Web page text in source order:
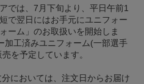
では、7月下旬より、平日午前1
で翌日にはお手元にユニフォー
ーム」のお取扱いを開始しま
加工済みユニフォーム(一部選手
を予定しています。
においては、注文日からお届け